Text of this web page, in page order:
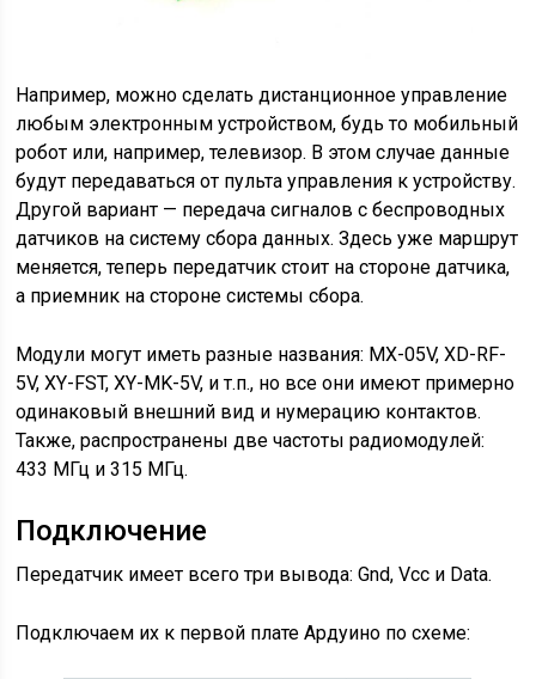
Например, можно сделать дистанционное управление
любым электронным устройством, будь то мобильный
робот или, например, телевизор. В этом случае данные
будут передаваться от пульта управления к устройству.
Другой вариант — передача сигналов с беспроводных
датчиков на систему сбора данных. Здесь уже маршрут
меняется, теперь передатчик стоит на стороне датчика,
а приемник на стороне системы сбора.
Модули могут иметь разные названия: MX-05V, XD-RF-
5V, XY-FST, XY-MK-5V, и т.п., но все они имеют примерно
одинаковый внешний вид и нумерацию контактов.
Также, распространены две частоты радиомодулей:
433 МГц и 315 МГц.
Подключение
Передатчик имеет всего три вывода: Gnd, Vcc и Data.
Подключаем их к первой плате Ардуино по схеме: